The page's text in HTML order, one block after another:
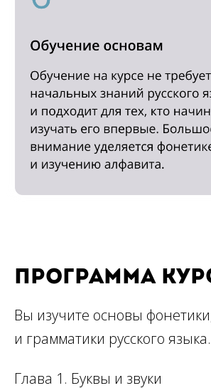
программа
Вы изучите основы
и грамматики русского языка.
Глава 1. Буквы и звуки